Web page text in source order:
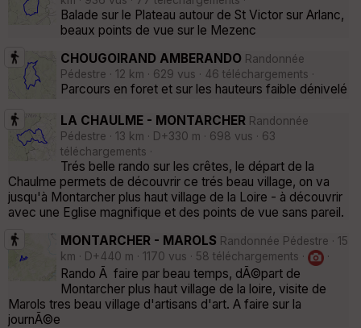
Balade sur le Plateau autour de St Victor sur Arlanc,
beaux points de vue sur le Mezenc
CHOUGOIRAND AMBERANDO Randonnée
Pédestre · 12 km · 629 vus · 46 téléchargements ·
Parcours en foret et sur les hauteurs faible dénivelé
LA CHAULME - MONTARCHER Randonnée
Pédestre · 13 km · D+330 m · 698 vus · 63
téléchargements ·
Trés belle rando sur les crêtes, le départ de la
Chaulme permets de découvrir ce trés beau village, on va
jusqu'à Montarcher plus haut village de la Loire - à découvrir
avec une Eglise magnifique et des points de vue sans pareil.
MONTARCHER - MAROLS Randonnée Pédestre · 15
km · D+440 m · 1170 vus · 58 téléchargements ·
·
Rando Ã faire par beau temps, dÃ©part de
Montarcher plus haut village de la loire, visite de
Marols tres beau village d'artisans d'art. A faire sur la
journÃ©e